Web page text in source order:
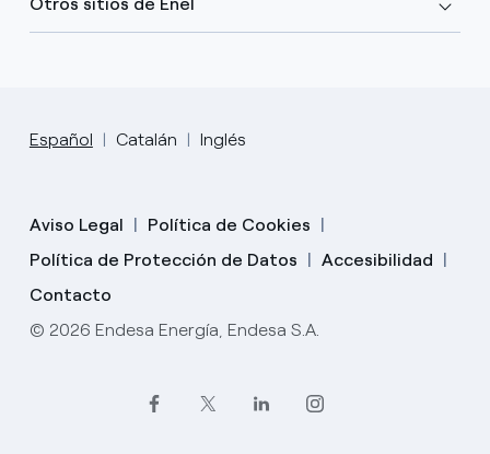
Otros sitios de Enel
Español Catalán Inglés
Aviso Legal
Política de Cookies
Política de Protección de Datos
Accesibilidad
Contacto
© 2026 Endesa Energía, Endesa S.A.